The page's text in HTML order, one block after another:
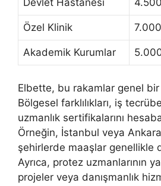
Devlet Hastanesi
Özel Klinik
Akademik Kurumlar
Elbette, bu rakamlar genel bir
Bölgesel farklılıkları, iş
uzmanlık sertifikalarını
Örneğin, İstanbul veya
şehirlerde maaşlar genellikle
Ayrıca, protez uzmanlarının
projeler veya danışmanlık